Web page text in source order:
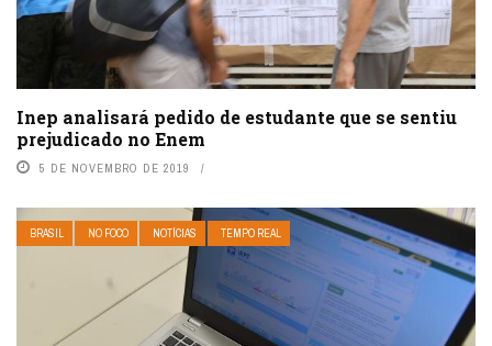
Inep analisará pedido de estudante que se sentiu
prejudicado no Enem
5 DE NOVEMBRO DE 2019
BRASIL NO FOCO NOTÍCIAS TEMPO REAL